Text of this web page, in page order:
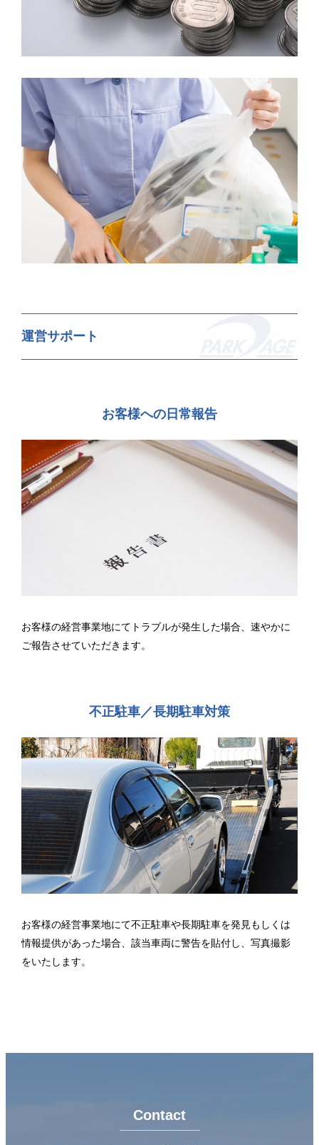
運営サポート
お客様への日常報告
お客様の経営事業地にてトラブルが発生した場合、速やかに
ご報告させていただきます。
不正駐車／長期駐車対策
お客様の経営事業地にて不正駐車や長期駐車を発見もしくは
情報提供があった場合、該当車両に警告を貼付し、写真撮影
をいたします。
Contact